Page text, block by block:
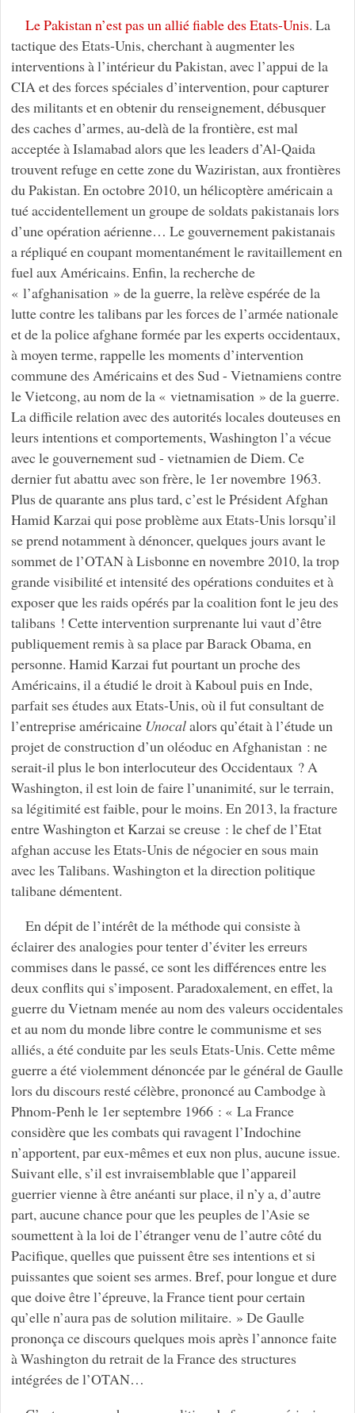
Le Pakistan n’est pas un allié fiable des Etats-Unis. La
tactique des Etats-Unis, cherchant à augmenter les
interventions à l’intérieur du Pakistan, avec l’appui de la
CIA et des forces spéciales d’intervention, pour capturer
des militants et en obtenir du renseignement, débusquer
des caches d’armes, au-delà de la frontière, est mal
acceptée à Islamabad alors que les leaders d’Al-Qaida
trouvent refuge en cette zone du Waziristan, aux frontières
du Pakistan. En octobre 2010, un hélicoptère américain a
tué accidentellement un groupe de soldats pakistanais lors
d’une opération aérienne… Le gouvernement pakistanais
a répliqué en coupant momentanément le ravitaillement en
fuel aux Américains. Enfin, la recherche de
« l’afghanisation » de la guerre, la relève espérée de la
lutte contre les talibans par les forces de l’armée nationale
et de la police afghane formée par les experts occidentaux,
à moyen terme, rappelle les moments d’intervention
commune des Américains et des Sud - Vietnamiens contre
le Vietcong, au nom de la « vietnamisation » de la guerre.
La difficile relation avec des autorités locales douteuses en
leurs intentions et comportements, Washington l’a vécue
avec le gouvernement sud - vietnamien de Diem. Ce
dernier fut abattu avec son frère, le 1er novembre 1963.
Plus de quarante ans plus tard, c’est le Président Afghan
Hamid Karzai qui pose problème aux Etats-Unis lorsqu’il
se prend notamment à dénoncer, quelques jours avant le
sommet de l’OTAN à Lisbonne en novembre 2010, la trop
grande visibilité et intensité des opérations conduites et à
exposer que les raids opérés par la coalition font le jeu des
talibans ! Cette intervention surprenante lui vaut d’être
publiquement remis à sa place par Barack Obama, en
personne. Hamid Karzai fut pourtant un proche des
Américains, il a étudié le droit à Kaboul puis en Inde,
parfait ses études aux Etats-Unis, où il fut consultant de
l’entreprise américaine Unocalalors qu’était à l’étude un
projet de construction d’un oléoduc en Afghanistan : ne
serait-il plus le bon interlocuteur des Occidentaux ? A
Washington, il est loin de faire l’unanimité, sur le terrain,
sa légitimité est faible, pour le moins. En 2013, la fracture
entre Washington et Karzai se creuse : le chef de l’Etat
afghan accuse les Etats-Unis de négocier en sous main
avec les Talibans. Washington et la direction politique
talibane démentent.
En dépit de l’intérêt de la méthode qui consiste à
éclairer des analogies pour tenter d’éviter les erreurs
commises dans le passé, ce sont les différences entre les
deux conflits qui s’imposent. Paradoxalement, en effet, la
guerre du Vietnam menée au nom des valeurs occidentales
et au nom du monde libre contre le communisme et ses
alliés, a été conduite par les seuls Etats-Unis. Cette même
guerre a été violemment dénoncée par le général de Gaulle
lors du discours resté célèbre, prononcé au Cambodge à
Phnom-Penh le 1er septembre 1966 : « La France
considère que les combats qui ravagent l’Indochine
n’apportent, par eux-mêmes et eux non plus, aucune issue.
Suivant elle, s’il est invraisemblable que l’appareil
guerrier vienne à être anéanti sur place, il n’y a, d’autre
part, aucune chance pour que les peuples de l’Asie se
soumettent à la loi de l’étranger venu de l’autre côté du
Pacifique, quelles que puissent être ses intentions et si
puissantes que soient ses armes. Bref, pour longue et dure
que doive être l’épreuve, la France tient pour certain
qu’elle n’aura pas de solution militaire. » De Gaulle
prononça ce discours quelques mois après l’annonce faite
à Washington du retrait de la France des structures
intégrées de l’OTAN…